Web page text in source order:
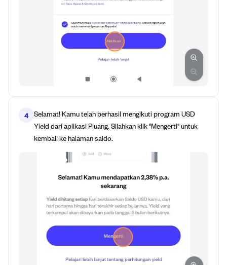
4 Selamat! Kamu telah berhasil mengikuti program USD
Yield dari aplikasi Pluang. Silahkan klik "Mengerti" untuk
kembali ke halaman saldo.